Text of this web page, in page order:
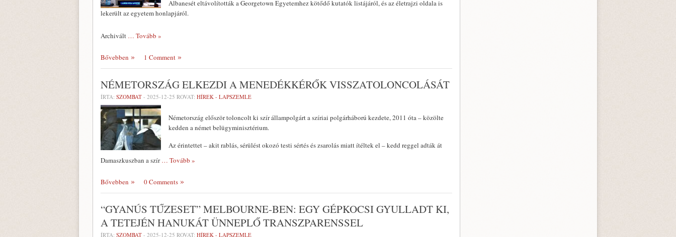
Albanesét eltávolították a Georgetown Egyetemhez kötődő kutatók listájáról, és az életrajzi oldala is
lekerült az egyetem honlapjáról.
Archivált … Tovább »
Bővebben 1 Comment
NÉMETORSZÁG ELKEZDI A MENEDÉKKÉRŐK VISSZATOLONCOLÁSÁT
ÍRTA: SZOMBAT - 2025-12-25 ROVAT: HÍREK - LAPSZEMLE
Németország először toloncolt ki szír állampolgárt a szíriai polgárháború kezdete, 2011 óta – közölte
kedden a német belügyminisztérium.
Az érintettet – akit rablás, sérülést okozó testi sértés és zsarolás miatt ítéltek el – kedd reggel adták át
Damaszkuszban a szír… Tovább »
Bővebben 0 Comments
“GYANÚS TŰZESET” MELBOURNE-BEN: EGY GÉPKOCSI GYULLADT KI,
A TETEJÉN HANUKÁT ÜNNEPLŐ TRANSZPARENSSEL
ÍRTA: SZOMBAT - 2025-12-25 ROVAT: HÍREK - LAPSZEMLE